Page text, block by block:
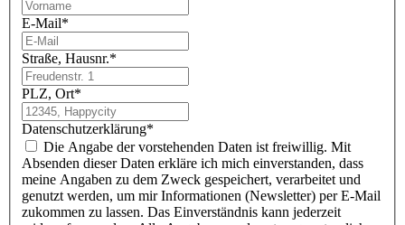
E-Mail*
Straße, Hausnr.*
PLZ, Ort*
Datenschutzerklärung*
Absenden dieser Daten erkläre ich mich einverstanden, dass
meine Angaben zu dem Zweck gespeichert, verarbeitet und
genutzt werden, um mir Informationen (Newsletter) per E-Mail
zukommen zu lassen. Das Einverständnis kann jederzeit